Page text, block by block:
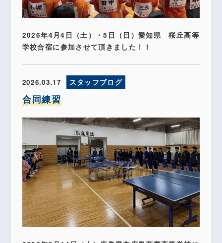
2026年4月4日（土）・5日（日）愛知県 桜丘高等
学校合宿に参加させて頂きました！！
2026.03.17 スタッフブログ
合同練習